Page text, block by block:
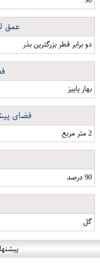
عمق
دو برابر قطر بزرگترین بذر
بهار پاییز
فضای
2 متر مربع
90 درصد
گل